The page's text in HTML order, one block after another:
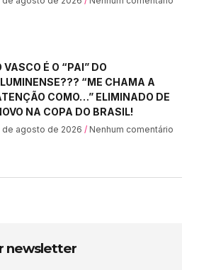
VASCO É O “PAI” DO
“ME CHAMA A
COMO…” ELIMINADO DE
NA COPA DO BRASIL!
de agosto de 2026 Nenhum comentário
newsletter